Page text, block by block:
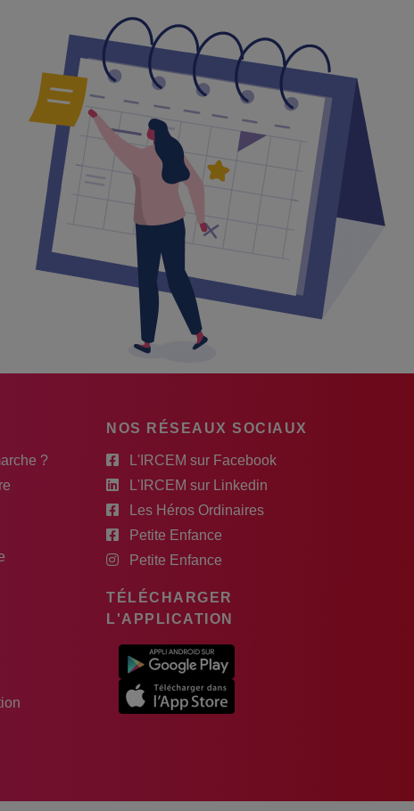
?
NOS RÉSEAUX SOCIAUX
L'IRCEM sur Facebook
L'IRCEM sur Linkedin
Les Héros Ordinaires
Petite Enfance
Petite Enfance
TÉLÉCHARGER
L'APPLICATION